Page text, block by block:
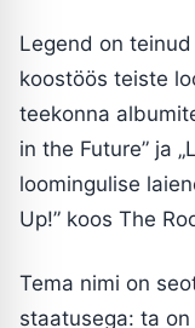
Legend on
koostöös teiste
teekonna
in the Future” ja
loomingulise
Up!” koos The
Tema nimi on
staatusega: ta on